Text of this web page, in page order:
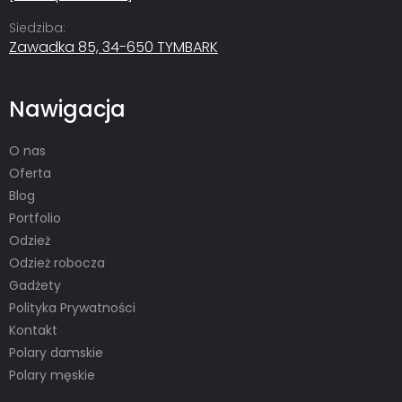
Siedziba:
Zawadka 85, 34-650 TYMBARK
Nawigacja
O nas
Oferta
Blog
Portfolio
Odzież
Odzież robocza
Gadżety
Polityka Prywatności
Kontakt
Polary damskie
Polary męskie